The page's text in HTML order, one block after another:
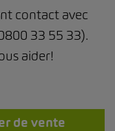
contact avec
33 55 33).
aider!
de vente